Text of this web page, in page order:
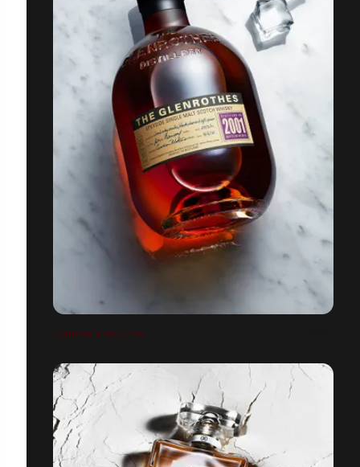
LIQUORS & BOTTLES